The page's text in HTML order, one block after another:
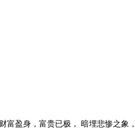
身，富贵已极， 暗埋悲惨之象